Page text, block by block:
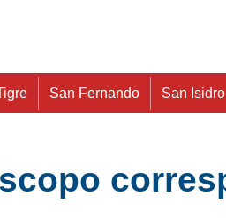
San Fernando San Isidro